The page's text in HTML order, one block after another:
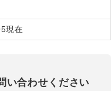
現在
い合わせください